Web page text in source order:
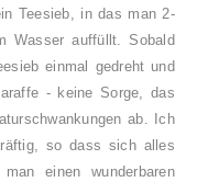
Teesieb, in das man 2-
Wasser auffüllt. Sobald
einmal gedreht und
- keine Sorge, das
ab.
Ich
so dass sich alles
einen wunderbaren